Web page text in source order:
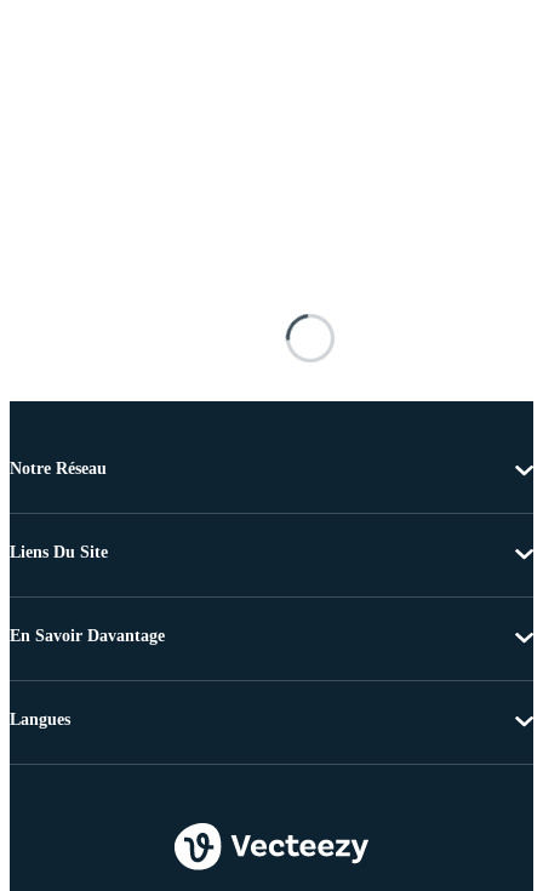
Notre Réseau
Liens Du Site
En Savoir Davantage
Langues